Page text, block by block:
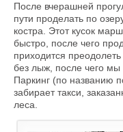
После вчерашней
пути проделать по
костра. Этот кусок
быстро, после чего
приходится
без лыж, после чего
Паркинг (по названию
забирает такси,
леса.